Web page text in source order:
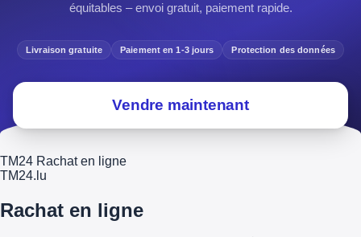
équitables – envoi gratuit, paiement rapide.
Livraison gratuite Paiement en 1-3 jours Protection des données
Vendre maintenant
TM24 Rachat en ligne
TM24.lu
Rachat en ligne